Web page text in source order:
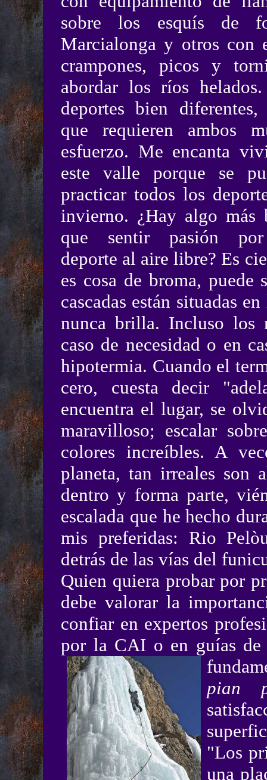
sobre los esquís de
Marcialonga y otros con
crampones, picos y
abordar los ríos
deportes bien diferentes,
que requieren ambos
esfuerzo. Me encanta
este valle porque se
practicar todos los
invierno. ¿Hay algo más
que sentir pasión
deporte al aire libre? Es
es cosa de broma,
cascadas están situadas
nunca brilla. Incluso los
caso de necesidad o en
hipotermia. Cuando el
cero, cuesta decir
encuentra el lugar, se
maravilloso; escalar
colores increíbles. A
planeta, tan irreales son
dentro y forma parte,
escalada que he hecho
mis preferidas: Rio
detrás de las vías del
Quien quiera probar por
debe valorar la
confiar en expertos
por la CAI o en guías de
pian
"Los
una